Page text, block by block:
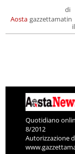
Aosta
di
gazzettamatin
Quotidiano
8/2012
Autorizzazione